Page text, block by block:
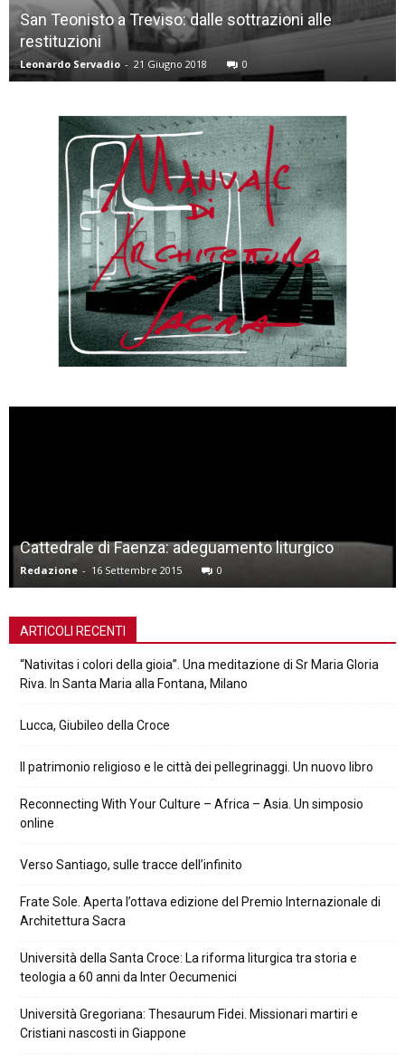
San Teonisto a Treviso: dalle sottrazioni alle
restituzioni
Leonardo Servadio - 21 Giugno 2018 0
Cattedrale di Faenza: adeguamento liturgico
Redazione - 16 Settembre 2015 0
ARTICOLI RECENTI
“Nativitas i colori della gioia”. Una meditazione di Sr Maria Gloria
Riva. In Santa Maria alla Fontana, Milano
Lucca, Giubileo della Croce
Il patrimonio religioso e le città dei pellegrinaggi. Un nuovo libro
Reconnecting With Your Culture – Africa – Asia. Un simposio
online
Verso Santiago, sulle tracce dell’infinito
Frate Sole. Aperta l’ottava edizione del Premio Internazionale di
Architettura Sacra
Università della Santa Croce: La riforma liturgica tra storia e
teologia a 60 anni da Inter Oecumenici
Università Gregoriana: Thesaurum Fidei. Missionari martiri e
Cristiani nascosti in Giappone